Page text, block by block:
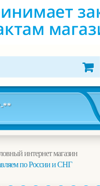
**
интернет магазин
по России и СНГ